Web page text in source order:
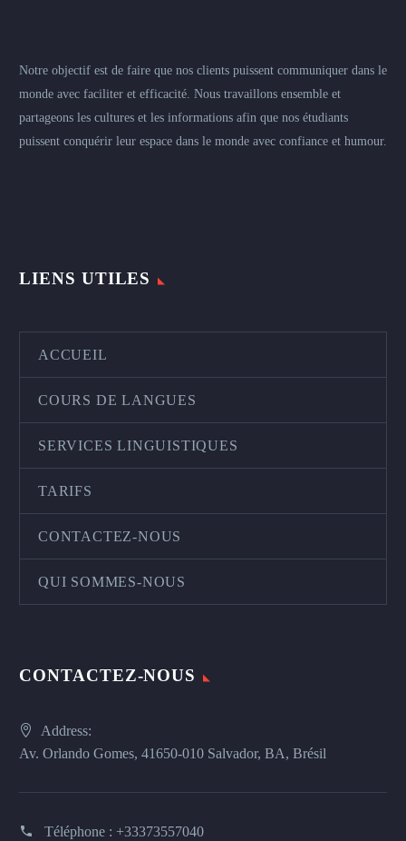
Notre objectif est de faire que nos clients puissent communiquer dans le
monde avec faciliter et efficacité. Nous travaillons ensemble et
partageons les cultures et les informations afin que nos étudiants
puissent conquérir leur espace dans le monde avec confiance et humour.
LIENS UTILES
ACCUEIL
COURS DE LANGUES
SERVICES LINGUISTIQUES
TARIFS
CONTACTEZ-NOUS
QUI SOMMES-NOUS
CONTACTEZ-NOUS
Address:
Av. Orlando Gomes, 41650-010 Salvador, BA, Brésil
Téléphone : +33373557040